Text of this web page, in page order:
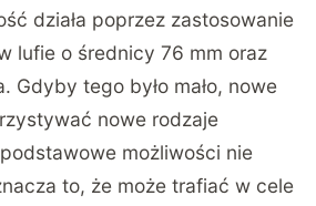
działa poprzez zastosowanie
lufie o średnicy 76 mm oraz
Gdyby tego było mało, nowe
nowe rodzaje
możliwości nie
to, że może trafiać w cele